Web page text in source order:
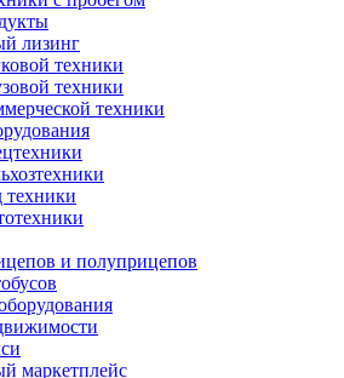
лизинг
техники
техники
техники
и полуприцепов
маркетплейс